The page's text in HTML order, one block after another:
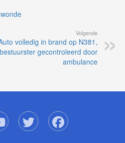
Volgende
volledig in brand op N381,
bestuurster gecontroleerd door
ambulance